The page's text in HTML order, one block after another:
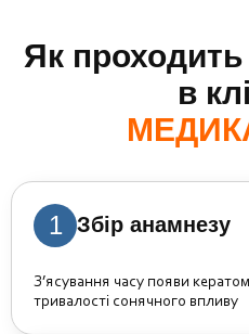
Як проходить
в
1 Збір анамнезу
З’ясування часу появи
тривалості сонячного впливу